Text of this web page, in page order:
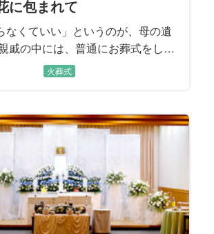
に包まれて
なくていい」というのが、母の遺
戚の中には、普通にお葬式をした
と言う方もいましたが、話し合い
遺言どおりにすることにしまし
火葬式